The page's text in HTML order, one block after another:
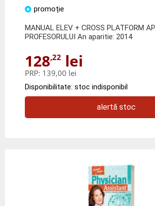
promoție
MANUAL ELEV + CROSS PLATFORM
PROFESORULUI An aparitie: 2014
128,22 lei
PRP: 139,00 lei
Disponibilitate: stoc indisponibil
alertă stoc